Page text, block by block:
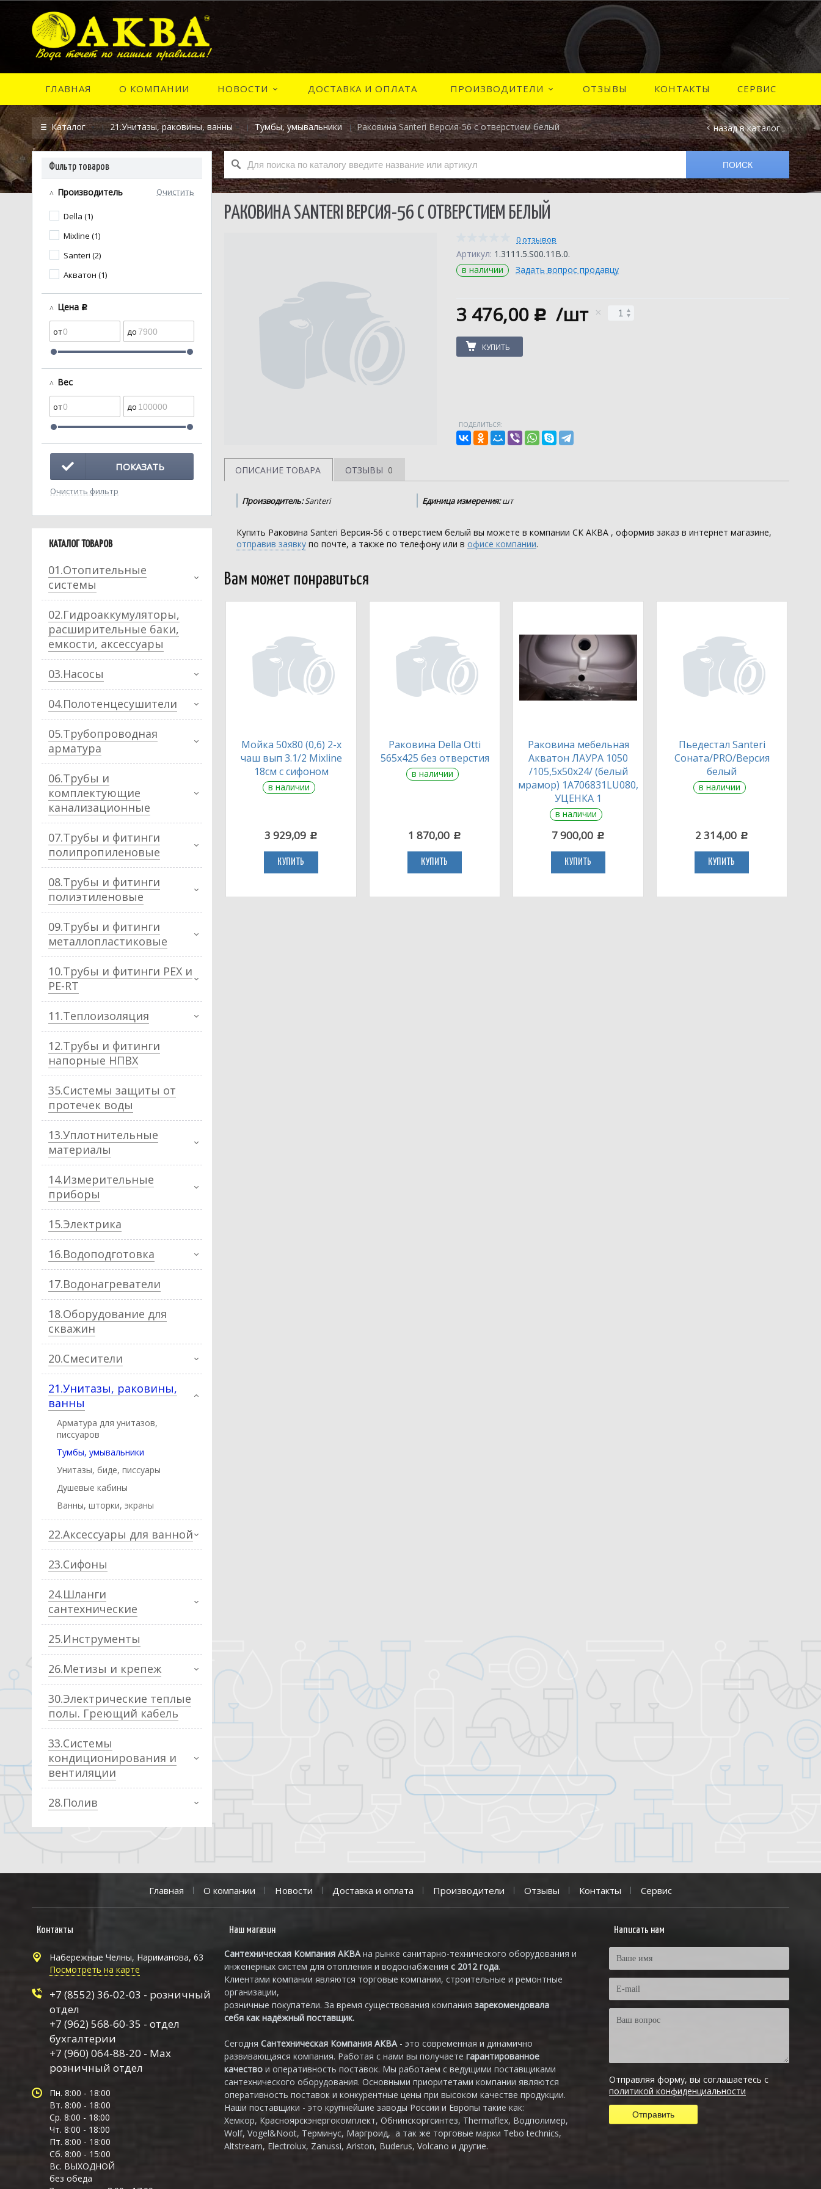
ГЛАВНАЯ О КОМПАНИИ НОВОСТИ ДОСТАВКА И ОПЛАТА ПРОИЗВОДИТЕЛИ ОТЗЫВЫ КОНТАКТЫ СЕРВИС
Каталог 21.Унитазы, раковины, ванны Тумбы, умывальники Раковина Santeri Версия-56 с отверстием белый назад в каталог
Фильтр товаров
Производитель Очистить
Della (1)
Mixline (1)
Santeri (2)
Акватон (1)
Цена c
Вес
ПОКАЗАТЬ
Очистить фильтр
КАТАЛОГ ТОВАРОВ
01.Отопительные
системы
02.Гидроаккумуляторы,
расширительные баки,
емкости, аксессуары
03.Насосы
04.Полотенцесушители
05.Трубопроводная
арматура
06.Трубы и
комплектующие
канализационные
07.Трубы и фитинги
полипропиленовые
08.Трубы и фитинги
полиэтиленовые
09.Трубы и фитинги
металлопластиковые
10.Трубы и фитинги PEX и
PE-RT
11.Теплоизоляция
12.Трубы и фитинги
напорные НПВХ
35.Системы защиты от
протечек воды
13.Уплотнительные
материалы
14.Измерительные
приборы
15.Электрика
16.Водоподготовка
17.Водонагреватели
18.Оборудование для
скважин
20.Смесители
21.Унитазы, раковины,
ванны
Арматура для унитазов,
писсуаров
Тумбы, умывальники
Унитазы, биде, писcуары
Душевые кабины
Ванны, шторки, экраны
22.Аксессуары для ванной
23.Сифоны
24.Шланги
сантехнические
25.Инструменты
26.Метизы и крепеж
30.Электрические теплые
полы. Греющий кабель
33.Системы
кондиционирования и
вентиляции
28.Полив
РАКОВИНА SANTERI ВЕРСИЯ-56 С ОТВЕРСТИЕМ БЕЛЫЙ
0 отзывов
Артикул: 1.3111.5.S00.11B.0.
в наличии
Задать вопрос продавцу
3 476,00 c /шт
КУПИТЬ
ПОДЕЛИТЬСЯ:
ОПИСАНИЕ ТОВАРА ОТЗЫВЫ 0
Производитель:Santeri Единица измерения:шт
Купить Раковина Santeri Версия-56 с отверстием белый вы можете в компании СК АКВА , оформив заказ в интернет магазине,
отправив заявку по почте, а также по телефону или в офисе компании.
Вам может понравиться
Мойка 50х80 (0,6) 2-х
чаш вып 3.1/2 Mixline
18см с сифоном
в наличии
3 929,09 c
КУПИТЬ
Раковина Della Otti
565х425 без отверстия
в наличии
1 870,00 c
КУПИТЬ
Раковина мебельная
Акватон ЛАУРА 1050
/105,5х50х24/ (белый
мрамор) 1A706831LU080,
УЦЕНКА 1
в наличии
7 900,00 c
КУПИТЬ
Пьедестал Santeri
Соната/PRO/Версия
белый
в наличии
2 314,00 c
КУПИТЬ
Главная О компании Новости Доставка и оплата Производители Отзывы Контакты Сервис
Контакты
Набережные Челны, Нариманова, 63
Посмотреть на карте
+7 (8552) 36-02-03 - розничный
отдел
+7 (962) 568-60-35 - отдел
бухгалтерии
+7 (960) 064-88-20 - Max
розничный отдел
Пн. 8:00 - 18:00
Вт. 8:00 - 18:00
Ср. 8:00 - 18:00
Чт. 8:00 - 18:00
Пт. 8:00 - 18:00
Сб. 8:00 - 15:00
Вс. ВЫХОДНОЙ
без обеда
Наш магазин
Сантехническая Компания АКВАна рынке санитарно-технического оборудования и
инженерных систем для отопления и водоснабжения с 2012 года.
Клиентами компании являются торговые компании, строительные и ремонтные
организации,
розничные покупатели. За время существования компания зарекомендовала
себя как надёжный поставщик.
Сегодня Сантехническая Компания АКВА - это современная и динамично
развивающаяся компания. Работая с нами вы получаете гарантированное
качество и оперативность поставок. Мы работаем с ведущими поставщиками
сантехнического оборудования. Основными приоритетами компании являются
оперативность поставок и конкурентные цены при высоком качестве продукции.
Наши поставщики - это крупнейшие заводы России и Европы такие как:
Хемкор, Красноярскэнергокомплект, Обнинскоргсинтез, Thermaflex, Водполимер,
Wolf, Vogel&Noot, Терминус, Маргроид, а так же торговые марки Tebo technics,
Altstream, Electrolux, Zanussi, Ariston, Buderus, Volcano и другие.
Написать нам
Отправляя форму, вы соглашаетесь с
политикой конфиденциальности